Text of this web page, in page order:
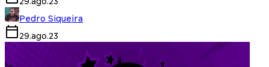
Pedro Siqueira
29.ago.23